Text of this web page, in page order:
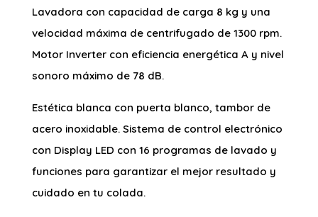
Lavadora con capacidad de carga 8 kg y una
velocidad máxima de centrifugado de 1300 rpm.
Motor Inverter con eficiencia energética A y nivel
sonoro máximo de 78 dB.
Estética blanca con puerta blanco, tambor de
acero inoxidable. Sistema de control electrónico
con Display LED con 16 programas de lavado y
funciones para garantizar el mejor resultado y
cuidado en tu colada.